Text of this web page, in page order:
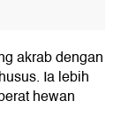
akrab dengan
Ia lebih
hewan